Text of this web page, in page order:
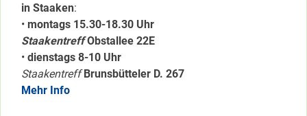
in Staaken:
• montags 15.30-18.30 Uhr
Staakentreff Obstallee 22E
• dienstags 8-10 Uhr
Staakentreff Brunsbütteler D. 267
Mehr Info